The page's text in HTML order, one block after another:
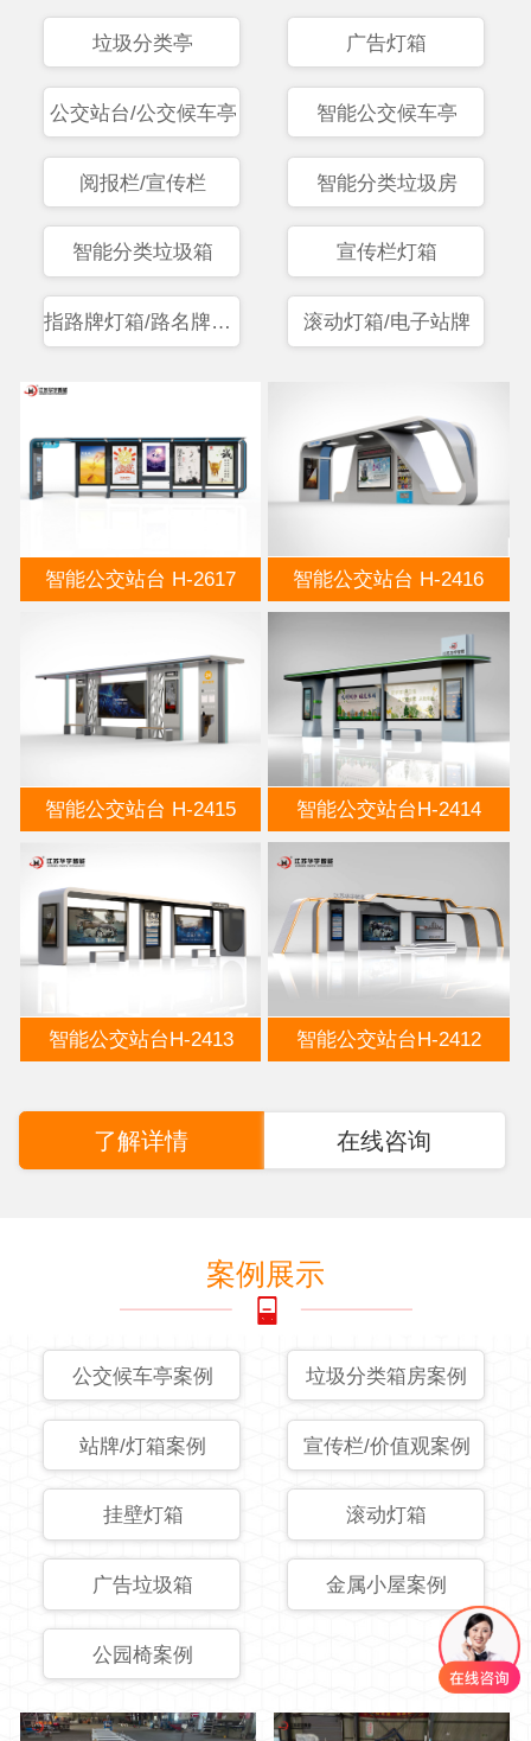
垃圾分类亭 广告灯箱
公交站台/公交候车亭 智能公交候车亭
阅报栏/宣传栏 智能分类垃圾房
智能分类垃圾箱 宣传栏灯箱
指路牌灯箱/路名牌灯箱 滚动灯箱/电子站牌
智能公交站台 H-2617 智能公交站台 H-2416
智能公交站台 H-2415 智能公交站台H-2414
智能公交站台H-2413 智能公交站台H-2412
了解详情 在线咨询
案例展示
公交候车亭案例 垃圾分类箱房案例
站牌/灯箱案例 宣传栏/价值观案例
挂壁灯箱 滚动灯箱
广告垃圾箱 金属小屋案例
公园椅案例